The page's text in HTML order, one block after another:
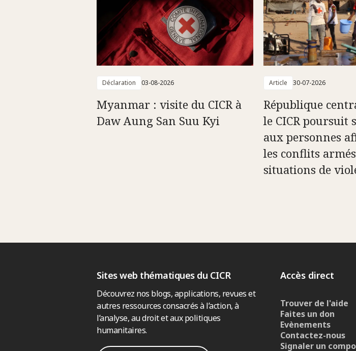
Déclaration 03-08-2026
Myanmar : visite du CICR à
Daw Aung San Suu Kyi
Article 30-07-2026
République
le CICR poursuit
aux personnes
les conflits
situations de
Sites web thématiques du CICR
Découvrez nos blogs, applications, revues et
autres ressources consacrés à l’action, à
l’analyse, au droit et aux politiques
humanitaires.
Accès direct
Trouver de l'aide
Faites un don
Evènements
Contactez-nous
Signaler un